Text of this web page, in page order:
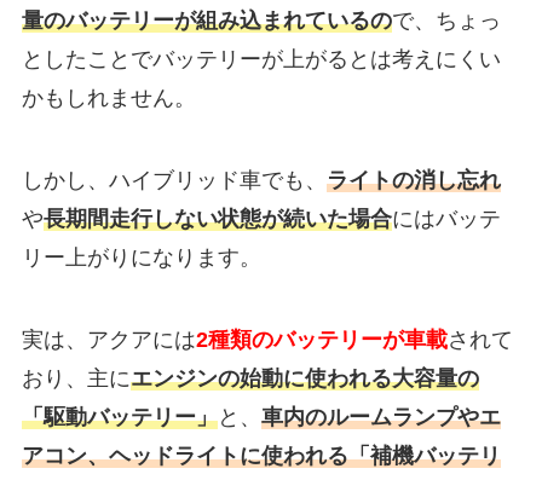
量のバッテリーが組み込まれているので、ちょっ
としたことでバッテリーが上がるとは考えにくい
かもしれません。
しかし、ハイブリッド車でも、 ライトの消し忘れ
や長期間走行しない状態が続いた場合にはバッテ
リー上がりになります。
実は、アクアには2種類のバッテリーが車載されて
おり、主にエンジンの始動に使われる大容量の
「駆動バッテリー」と、 車内のルームランプやエ
アコン、ヘッドライトに使われる「補機バッテリ